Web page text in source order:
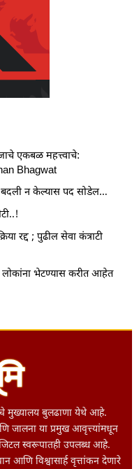
एकबळ महत्त्वाचे:
Bhagwat
न केल्यास पद सोडेल…
रद्द ; पुढील सेवा कंत्राटी
भेटण्यास करीत आहेत
मुख्यालय बुलढाणा येथे आहे.
जालना या प्रमुख आवृत्त्यांमधून
स्वरूपातही उपलब्ध आहे.
विश्वासार्ह वृत्तांकन देणारे